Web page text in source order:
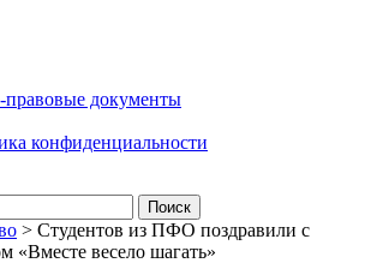
документы
конфиденциальности
> Студентов из ПФО поздравили с
«Вместе весело шагать»